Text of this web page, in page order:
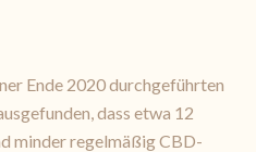
Ende 2020 durchgeführten
dass etwa 12
minder regelmäßig CBD-